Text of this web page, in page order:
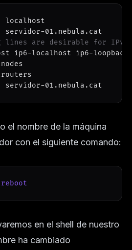
lines are desirable for IPv6
ip6-localhost ip6-loopback
servidor-01.nebula.cat
el nombre de la máquina
con el siguiente comando:
reboot
en el shell de nuestro
ha cambiado